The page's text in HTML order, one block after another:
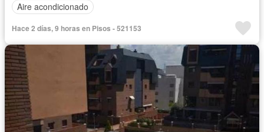
Aire acondicionado
Hace 2 días, 9 horas en Pisos - 521153